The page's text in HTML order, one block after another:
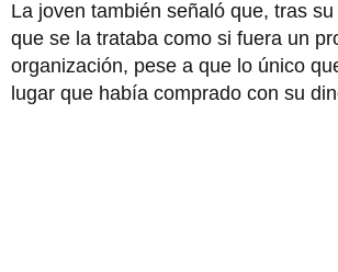
La joven también señaló que, tras
que se la trataba como si fuera un
organización, pese a que lo único
lugar que había comprado con su